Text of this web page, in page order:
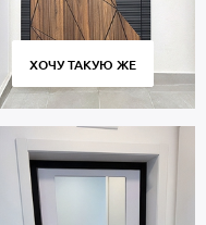
ХОЧУ ТАКУЮ ЖЕ